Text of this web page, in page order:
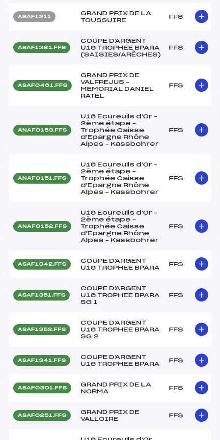
ASAF1211
GRAND PRIX DE LA
TOUSSUIRE
FFS
ASAF1381.FFS
COUPE D'ARGENT
U16 TROPHEE BPARA
(SAISIES/ARÊCHES)
FFS
ASAF0461.FFS
GRAND PRIX DE
VALFREJUS –
MEMORIAL DANIEL
RATEL
FFS
ANAF0153.FFS
U16 Ecureuils d'Or –
2ème étape –
Trophée Caisse
d'Epargne Rhône
Alpes – Kassbohrer
FFS
ANAF0151.FFS
U16 Ecureuils d'Or –
2ème étape –
Trophée Caisse
d'Epargne Rhône
Alpes – Kassbohrer
FFS
ANAF0152.FFS
U16 Ecureuils d'Or –
2ème étape –
Trophée Caisse
d'Epargne Rhône
Alpes – Kassbohrer
FFS
ASAF1342.FFS
COUPE D'ARGENT
U16 TROPHEE BPARA
FFS
ASAF1351.FFS
COUPE D'ARGENT
U16 TROPHEE BPARA
SG 1
FFS
ASAF1352.FFS
COUPE D'ARGENT
U16 TROPHEE BPARA
SG 2
FFS
ASAF1341.FFS
COUPE D'ARGENT
U16 TROPHEE BPARA
FFS
ASAF0301.FFS
GRAND PRIX DE LA
NORMA
FFS
ASAF0251.FFS
GRAND PRIX DE
VALLOIRE
FFS